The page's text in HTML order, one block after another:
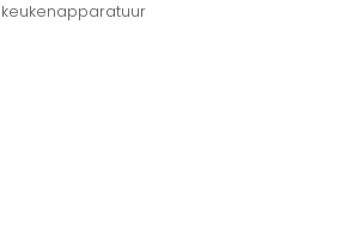
keukenapparatuur